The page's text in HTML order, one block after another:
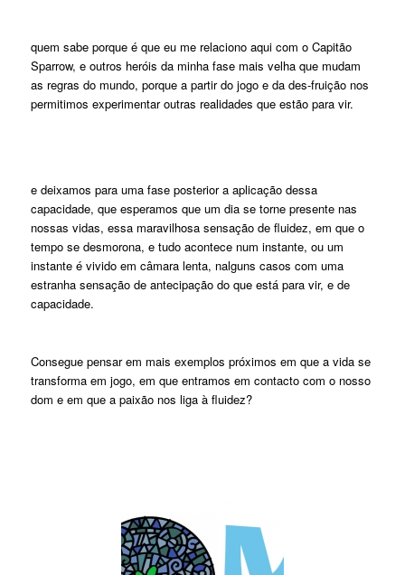
quem sabe porque é que eu me relaciono aqui com o Capitão
Sparrow, e outros heróis da minha fase mais velha que mudam
as regras do mundo, porque a partir do jogo e da des-fruição nos
permitimos experimentar outras realidades que estão para vir.
e deixamos para uma fase posterior a aplicação dessa
capacidade, que esperamos que um dia se torne presente nas
nossas vidas, essa maravilhosa sensação de fluidez, em que o
tempo se desmorona, e tudo acontece num instante, ou um
instante é vivido em câmara lenta, nalguns casos com uma
estranha sensação de antecipação do que está para vir, e de
capacidade.
Consegue pensar em mais exemplos próximos em que a vida se
transforma em jogo, em que entramos em contacto com o nosso
dom e em que a paixão nos liga à fluidez?